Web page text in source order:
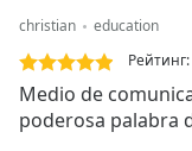
Stream
Seek to
live,
currently
behind
christian
education
Рейтинг:
Medio de
poderosa palabra